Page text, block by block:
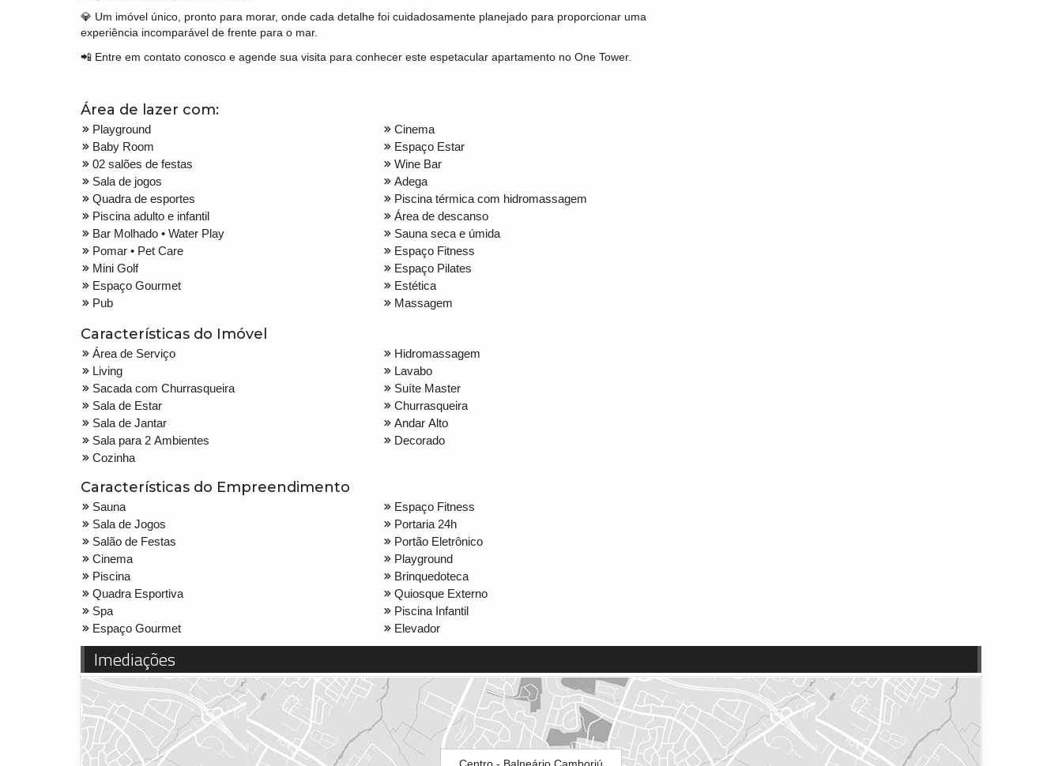
💎 Um imóvel único, pronto para morar, onde cada detalhe foi cuidadosamente planejado para proporcionar uma
experiência incomparável de frente para o mar.
📲 Entre em contato conosco e agende sua visita para conhecer este espetacular apartamento no One Tower.
Área de lazer com:
Playground
Baby Room
02 salões de festas
Sala de jogos
Quadra de esportes
Piscina adulto e infantil
Bar Molhado • Water Play
Pomar • Pet Care
Mini Golf
Espaço Gourmet
Pub
Cinema
Espaço Estar
Wine Bar
Adega
Piscina térmica com hidromassagem
Área de descanso
Sauna seca e úmida
Espaço Fitness
Espaço Pilates
Estética
Massagem
Características do Imóvel
Área de Serviço
Living
Sacada com Churrasqueira
Sala de Estar
Sala de Jantar
Sala para 2 Ambientes
Cozinha
Hidromassagem
Lavabo
Suíte Master
Churrasqueira
Andar Alto
Decorado
Características do Empreendimento
Sauna
Sala de Jogos
Salão de Festas
Cinema
Piscina
Quadra Esportiva
Spa
Espaço Gourmet
Espaço Fitness
Portaria 24h
Portão Eletrônico
Playground
Brinquedoteca
Quiosque Externo
Piscina Infantil
Elevador
Imediações